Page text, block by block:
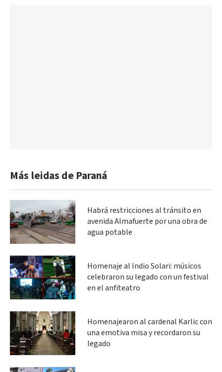
Más leidas de Paraná
Habrá restricciones al tránsito en
avenida Almafuerte por una obra de
agua potable
Homenaje al Indio Solari: músicos
celebraron su legado con un festival
en el anfiteatro
Homenajearon al cardenal Karlic con
una emotiva misa y recordaron su
legado